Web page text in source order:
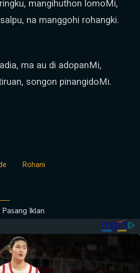
mangihuthon lomoMi,
na manggohi rohangki.
ma au di adopanMi,
songon pinangidoMi.
Rohani
Pasang Iklan